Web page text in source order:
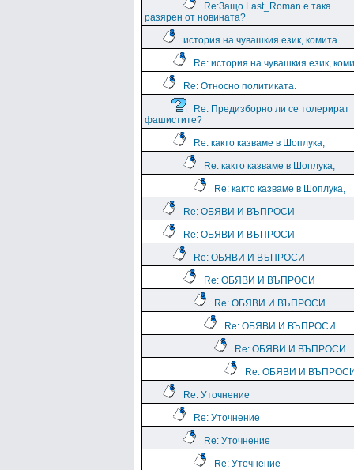
Re:Защо Last_Roman e така
разярен от новината?
история на чувашкия език, комита
Re: история на чувашкия език,
Re: Относно политиката.
Re: Предизборно ли се толерират
фашистите?
Re: както казваме в Шоплука,
Re: както казваме в Шоплука,
Re: както казваме в Шоплука,
Re: ОБЯВИ И ВЪПРОСИ
Re: ОБЯВИ И ВЪПРОСИ
Re: ОБЯВИ И ВЪПРОСИ
Re: ОБЯВИ И ВЪПРОСИ
Re: ОБЯВИ И ВЪПРОСИ
Re: ОБЯВИ И ВЪПРОСИ
Re: ОБЯВИ И ВЪПРОСИ
Re: ОБЯВИ И
Re: Уточнение
Re: Уточнение
Re: Уточнение
Re: Уточнение